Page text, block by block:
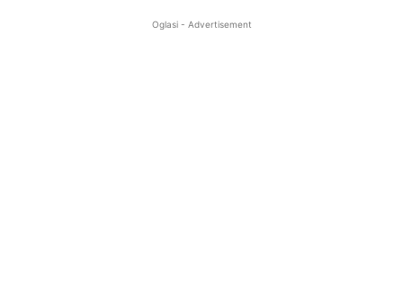
Oglasi - Advertisement